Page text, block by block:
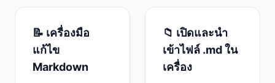
📝 เครื่องมือ
แก้ไข
Markdown
📁 เปิดและนำ
เข้าไฟล์ .md ใน
เครื่อง